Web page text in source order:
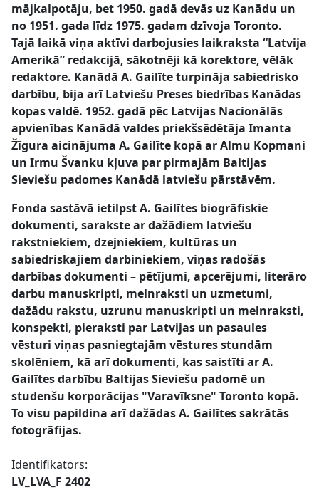
mājkalpotāju, bet 1950. gadā devās uz Kanādu un
no 1951. gada līdz 1975. gadam dzīvoja Toronto.
Tajā laikā viņa aktīvi darbojusies laikraksta “Latvija
Amerikā” redakcijā, sākotnēji kā korektore, vēlāk
redaktore. Kanādā A. Gailīte turpināja sabiedrisko
darbību, bija arī Latviešu Preses biedrības Kanādas
kopas valdē. 1952. gadā pēc Latvijas Nacionālās
apvienības Kanādā valdes priekšsēdētāja Imanta
Žīgura aicinājuma A. Gailīte kopā ar Almu Kopmani
un Irmu Švanku kļuva par pirmajām Baltijas
Sieviešu padomes Kanādā latviešu pārstāvēm.
Fonda sastāvā ietilpst A. Gailītes biogrāfiskie
dokumenti, sarakste ar dažādiem latviešu
rakstniekiem, dzejniekiem, kultūras un
sabiedriskajiem darbiniekiem, viņas radošās
darbības dokumenti – pētījumi, apcerējumi, literāro
darbu manuskripti, melnraksti un uzmetumi,
dažādu rakstu, uzrunu manuskripti un melnraksti,
konspekti, pieraksti par Latvijas un pasaules
vēsturi viņas pasniegtajām vēstures stundām
skolēniem, kā arī dokumenti, kas saistīti ar A.
Gailītes darbību Baltijas Sieviešu padomē un
studenšu korporācijas "Varavīksne" Toronto kopā.
To visu papildina arī dažādas A. Gailītes sakrātās
fotogrāfijas.
Identifikators:
LV_LVA_F 2402